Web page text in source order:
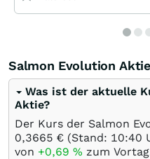
Salmon Evolution
Was ist der aktuelle
Aktie?
Der Kurs der Salmon
0,3665 € (Stand: 10:40
von +0,69 % zum